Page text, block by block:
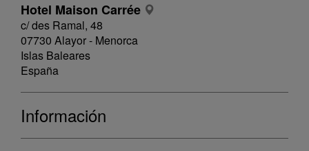
Hotel Maison Carrée
c/ des Ramal, 48
07730 Alayor - Menorca
Islas Baleares
España
Información